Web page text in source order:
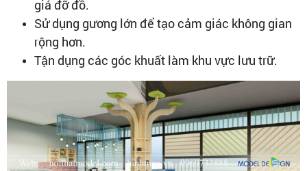
giá đỡ đồ.
Sử dụng gương lớn để tạo cảm giác không gian
rộng hơn.
Tận dụng các góc khuất làm khu vực lưu trữ.